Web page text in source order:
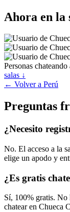
Ahora en la
Personas
salas ↓
← Volver a Perú
Preguntas
¿Necesito
No. El acceso a la
elige un apodo y
¿Es gratis
Sí, 100% gratis. No
chatear en Chueca